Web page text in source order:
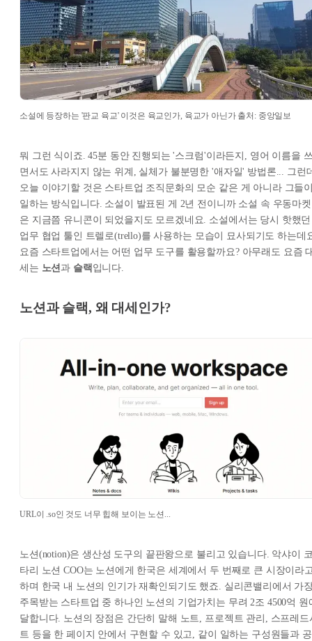
소설에 등장하는 '판교 육교' 이것은 육교인가, 육교가 아닌가 출처: 중앙일보
뭐 그런 식이죠. 45분 동안 진행되는 '스크럼'이라든지, 영어 이름을
면서도 사라지지 않는 위계, 실체가 불분명한 '애자일' 방법론... 그런
오늘 이야기할 것은 스타트업 조직문화의 모순 같은 게 아니라 그들
일하는 방식입니다. 소설이 발표된 게 2년 전이니까 소설 속 우동마켓
은 지금쯤 유니콘이 되었을지도 모르겠네요. 소설에서는 당시 핫했던
업무 협업 툴인 트렐로(trello)를 사용하는 모습이 묘사되기도 하는데
요즘 스타트업에서는 어떤 업무 도구를 활용할까요? 아무래도 요즘
세는 노션과 슬랙 입니다.
노션과 슬랙, 왜 대세인가?
URL이 .so인 것도 너무 힙해 보이는 노션...
노션(notion)은 생산성 도구의 끝판왕으로 불리고 있습니다. 악샤이
타리 노션 COO는 노션에게 한국은 세계에서 두 번째로 큰 시장이라
하며 한국 내 노션의 인기가 재확인되기도 했죠. 실리콘밸리에서 가
주목받는 스타트업 중 하나인 노션의 기업가치는 무려 2조 4500억 원
달합니다. 노션의 장점은 간단히 말해 노트, 프로젝트 관리, 스프레드
트 등을 한 페이지 안에서 구현할 수 있고, 같이 일하는 구성원들과 공